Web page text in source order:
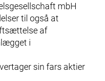
mbH
til også at
af
i
sin fars aktier